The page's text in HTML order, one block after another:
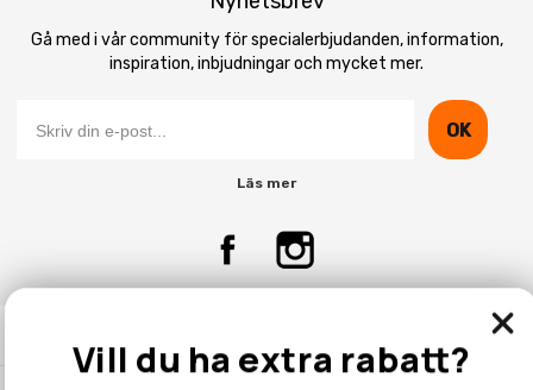
Gå med i vår community för specialerbjudanden, information,
inspiration, inbjudningar och mycket mer.
OK
Läs mer
Vill du ha extra rabatt?